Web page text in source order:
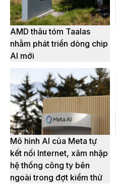
AMD thâu tóm Taalas
nhằm phát triển dòng chip
AI mới
Mô hình AI của Meta tự
kết nối Internet, xâm nhập
hệ thống công ty bên
ngoài trong đợt kiểm thử